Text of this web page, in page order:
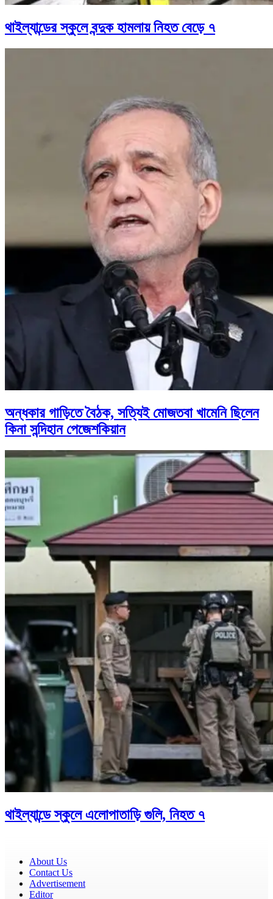
থাইল্যান্ডের স্কুলে বন্দুক হামলায় নিহত বেড়ে ৭
অন্ধকার গাড়িতে বৈঠক, সত্যিই মোজতবা খামেনি ছিলেন
কিনা সন্দিহান পেজেশকিয়ান
থাইল্যান্ডে স্কুলে এলোপাতাড়ি গুলি, নিহত ৭
About Us
Contact Us
Advertisement
Editor